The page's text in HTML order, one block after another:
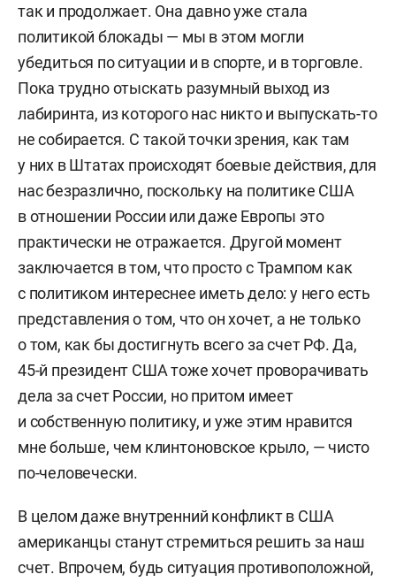
так и продолжает. Она давно уже стала
политикой блокады — мы в этом могли
убедиться по ситуации и в спорте, и в торговле.
Пока трудно отыскать разумный выход из
лабиринта, из которого нас никто и выпускать-то
не собирается. С такой точки зрения, как там
у них в Штатах происходят боевые действия, для
нас безразлично, поскольку на политике США
в отношении России или даже Европы это
практически не отражается. Другой момент
заключается в том, что просто с Трампом как
с политиком интереснее иметь дело: у него есть
представления о том, что он хочет, а не только
о том, как бы достигнуть всего за счет РФ. Да,
45-й президент США тоже хочет проворачивать
дела за счет России, но притом имеет
и собственную политику, и уже этим нравится
мне больше, чем клинтоновское крыло, — чисто
по-человечески.
В целом даже внутренний конфликт в США
американцы станут стремиться решить за наш
счет. Впрочем, будь ситуация противоположной,